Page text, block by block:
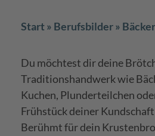
Start Berufsbilder
Du möchtest dir deine
Traditionshandwerk wie
Kuchen, Plunderteilchen
Frühstück deiner
Berühmt für dein